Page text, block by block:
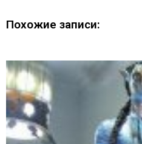
Похожие записи: